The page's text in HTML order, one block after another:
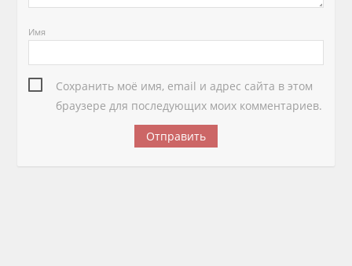
Имя
Сохранить моё имя, email и адрес сайта в этом
браузере для последующих моих комментариев.